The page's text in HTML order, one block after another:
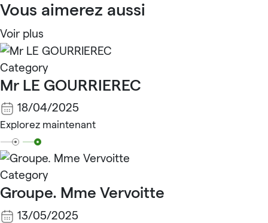
Vous aimerez aussi
Voir plus
Category
Mr LE GOURRIEREC
18/04/2025
Explorez maintenant
Category
Groupe. Mme Vervoitte
13/05/2025